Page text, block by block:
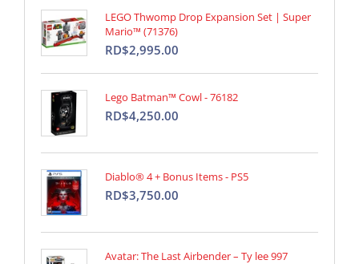
LEGO Thwomp Drop Expansion Set | Super
Mario™ (71376)
RD$2,995.00
Lego Batman™ Cowl - 76182
RD$4,250.00
Diablo® 4 + Bonus Items - PS5
RD$3,750.00
Avatar: The Last Airbender – Ty lee 997